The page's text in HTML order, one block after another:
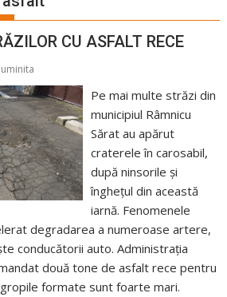
CU ASFALT RECE
luminita
Pe mai multe străzi din
municipiul Râmnicu
Sărat au apărut
craterele în carosabil,
după ninsorile și
înghețul din această
iarnă. Fenomenele
degradarea a numeroase artere,
conducătorii auto. Administrația
două tone de asfalt rece pentru
formate sunt foarte mari.